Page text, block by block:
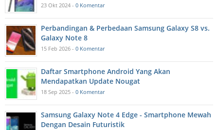
23 Okt 2024 - 0 Komentar
Perbandingan & Perbedaan Samsung Galaxy S8 vs.
Galaxy Note 8
15 Feb 2026 - 0 Komentar
Daftar Smartphone Android Yang Akan
Mendapatkan Update Nougat
18 Sep 2025 - 0 Komentar
Samsung Galaxy Note 4 Edge - Smartphone Mewah
Dengan Desain Futuristik